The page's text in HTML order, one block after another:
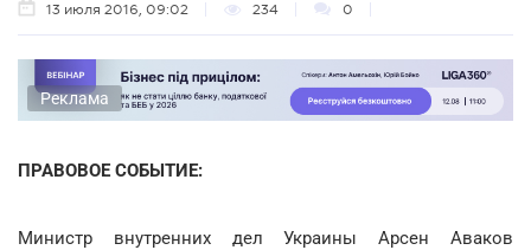
13 июля 2016, 09:02 234 0
Реклама
ПРАВОВОЕ СОБЫТИЕ:
Министр внутренних дел Украины Арсен Аваков